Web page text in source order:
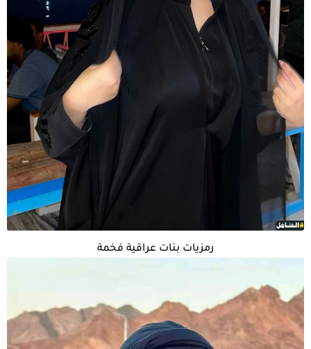
رمزيات بنات عراقية فخمة